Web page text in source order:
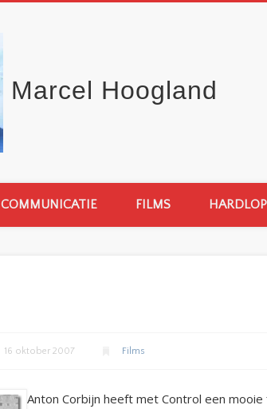
Marcel Hoogland
COMMUNICATIE FILMS
16 oktober 2007 Films
Anton Corbijn heeft met Control een